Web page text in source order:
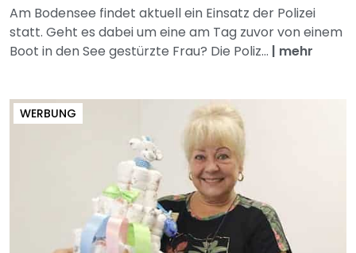
Am Bodensee findet aktuell ein Einsatz der Polizei
statt. Geht es dabei um eine am Tag zuvor von einem
Boot in den See gestürzte Frau? Die Poliz... | mehr
WERBUNG